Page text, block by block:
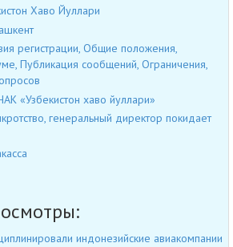
Хаво Йуллари
регистрации, Общие положения,
Публикация сообщений, Ограничения,
«Узбекистон хаво йуллари»
генеральный директор покидает
индонезийские авиакомпании